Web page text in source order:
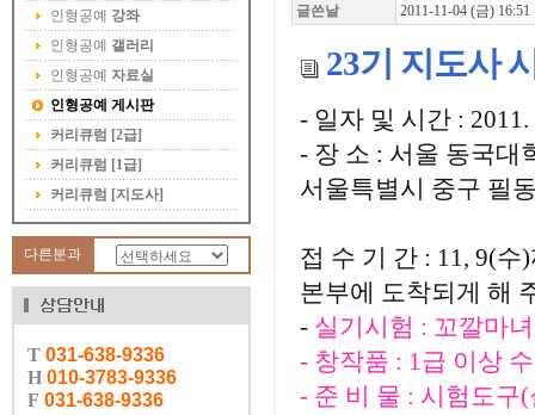
인형공예 강좌
인형공예 갤러리
인형공예 자료실
인형공예 게시판
커리큐럼 [2급]
커리큐럼 [1급]
커리큐럼 [지도사]
다른분과
글쓴날 2011-11-04 (금) 16:51
23기 지도사
- 일자 및 시간 :
- 장 소 : 서울 동국대
서울특별시 중구 필
접 수 기 간 : 11, 9(
본부에 도착되게 해
- 실기시험 : 꼬깔마
- 창작품 : 1급 이상
- 준 비 물 : 시험도구